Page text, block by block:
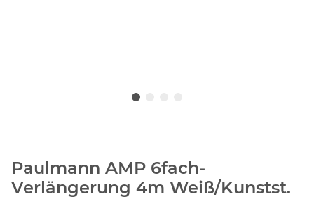
Paulmann AMP 6fach-
Verlängerung 4m Weiß/Kunstst.